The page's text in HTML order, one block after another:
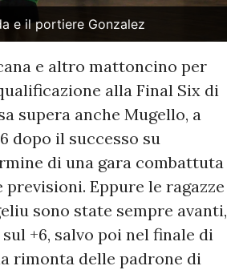
e il portiere Gonzalez
e altro mattoncino per
alla Final Six di
supera anche Mugello, a
dopo il successo su
di una gara combattuta
previsioni. Eppure le ragazze
sono state sempre avanti,
+6, salvo poi nel finale di
rimonta delle padrone di